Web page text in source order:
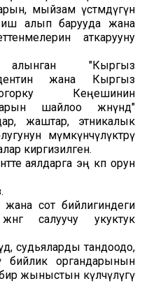
мыйзам үстөмдүгүн
алып барууда жана
аткарууну
"Кыргыз
жана Кыргыз
Кеңешинин
шайлоо жөнүндө"
жаштар, этникалык
мүмкүнчүлүктөрү
киргизилген.
аялдарга эң көп орун
сот бийлигиндеги
салуучу укуктук
судьяларды тандоодо,
бийлик органдарынын
жыныстын өкүлчүлүгү